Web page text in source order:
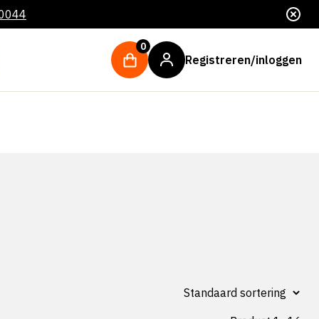
0
Registreren/inloggen